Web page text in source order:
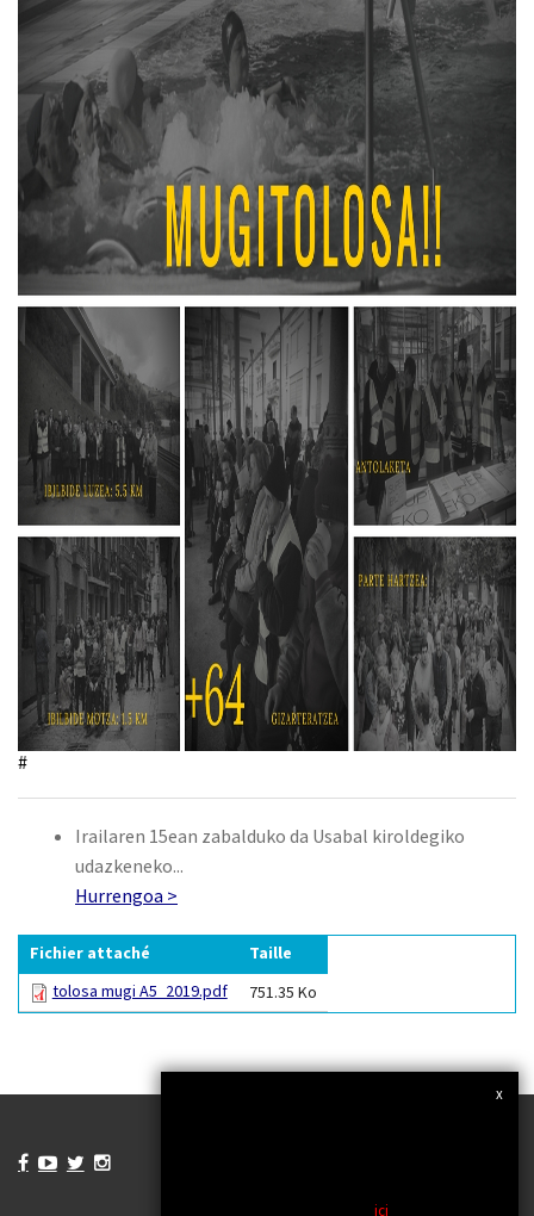
#
Irailaren 15ean zabalduko da Usabal kiroldegiko
udazkeneko...
Hurrengoa >
Fichier attaché
Taille
tolosa mugi A5_2019.pdf
751.35 Ko
x
ou obtenir plus d'informationsici
   